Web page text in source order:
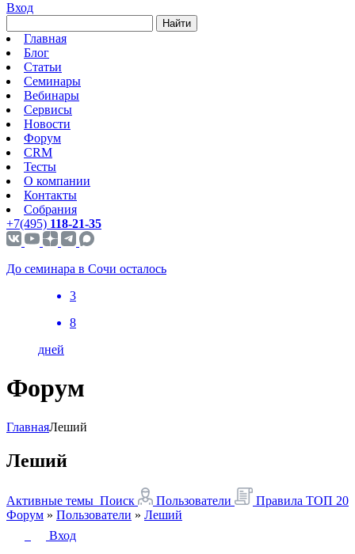
Вход
Найти
Главная
Блог
Статьи
Семинары
Вебинары
Сервисы
Новости
Форум
CRM
Тесты
О компании
Контакты
Собрания
+7(495) 118-21-35
До семинара в Сочи осталось
3
8
дней
Форум
ГлавнаяЛеший
Леший
Активные темы Поиск Пользователи Правила ТОП 20
Форум » Пользователи » Леший
Вход